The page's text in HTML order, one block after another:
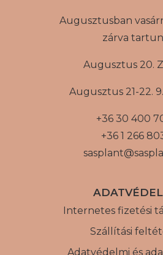
Augusztusban
zárva
Augusztus 20.
Augusztus 21-22.
+36 30 400
+36 1 266
Internetes fizetési
Szállítási
Adatvédelmi és